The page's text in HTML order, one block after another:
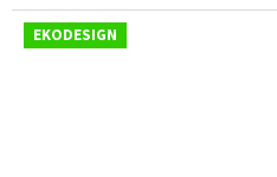
EKODESIGN